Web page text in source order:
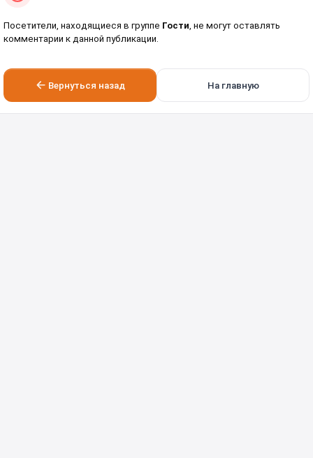
Посетители, находящиеся в группе Гости, не могут оставлять
комментарии к данной публикации.
Вернуться назад На главную